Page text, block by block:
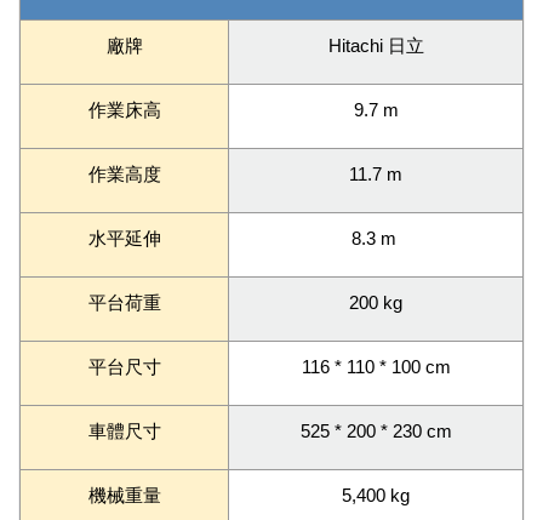
廠牌 Hitachi 日立
作業床高 9.7 m
作業高度 11.7 m
水平延伸 8.3 m
平台荷重 200 kg
平台尺寸 116 * 110 * 100 cm
車體尺寸 525 * 200 * 230 cm
機械重量 5,400 kg